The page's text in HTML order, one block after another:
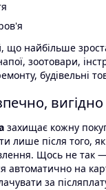
що найбільше
зоотовари,
будівельні
вигідно
захищає кожну
лише після того,
Щось не так
автоматично на
за